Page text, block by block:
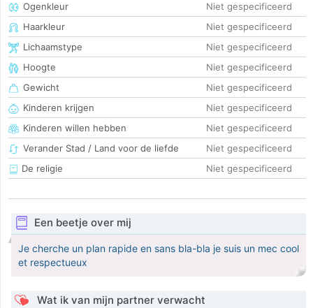
Ogenkleur
Niet gespecificeerd
Haarkleur
Niet gespecificeerd
Lichaamstype
Niet gespecificeerd
Hoogte
Niet gespecificeerd
Gewicht
Niet gespecificeerd
Kinderen krijgen
Niet gespecificeerd
Kinderen willen hebben
Niet gespecificeerd
Verander Stad / Land voor de liefde
Niet gespecificeerd
De religie
Niet gespecificeerd
Een beetje over mij
Je cherche un plan rapide en sans bla-bla je suis un mec cool
et respectueux
Wat ik van mijn partner verwacht